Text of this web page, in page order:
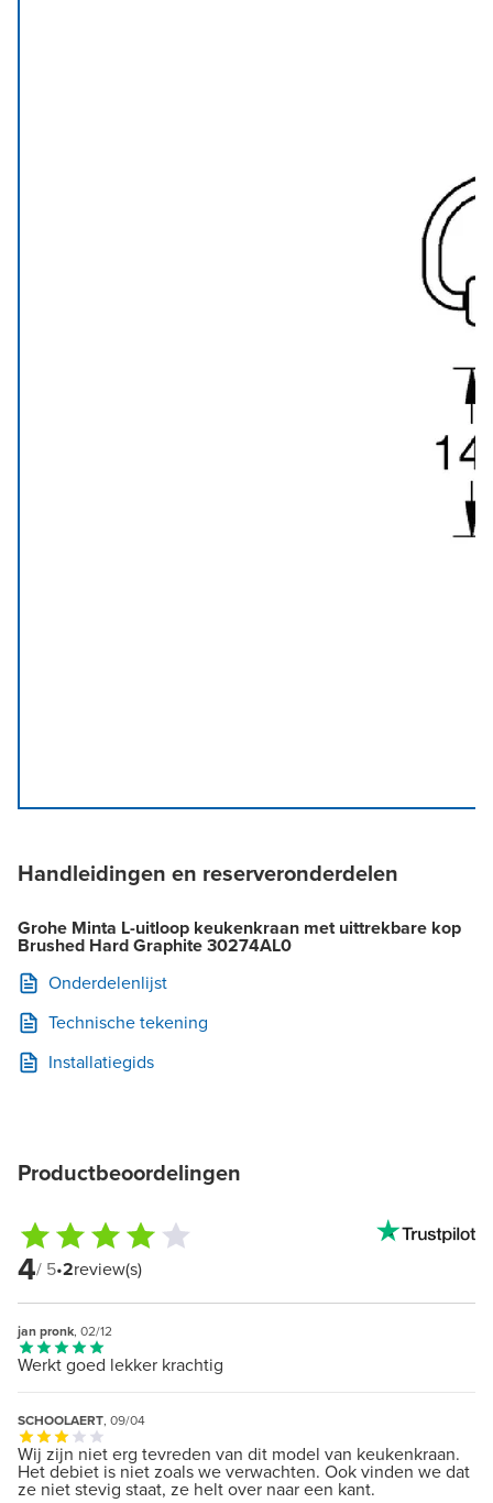
Handleidingen en reserveronderdelen
Grohe Minta L-uitloop keukenkraan met uittrekbare kop
Brushed Hard Graphite 30274AL0
Onderdelenlijst
Technische tekening
Installatiegids
Productbeoordelingen
4/ 5•2review(s)
jan pronk, 02/12
Werkt goed lekker krachtig
SCHOOLAERT, 09/04
Wij zijn niet erg tevreden van dit model van keukenkraan.
Het debiet is niet zoals we verwachten. Ook vinden we dat
ze niet stevig staat, ze helt over naar een kant.